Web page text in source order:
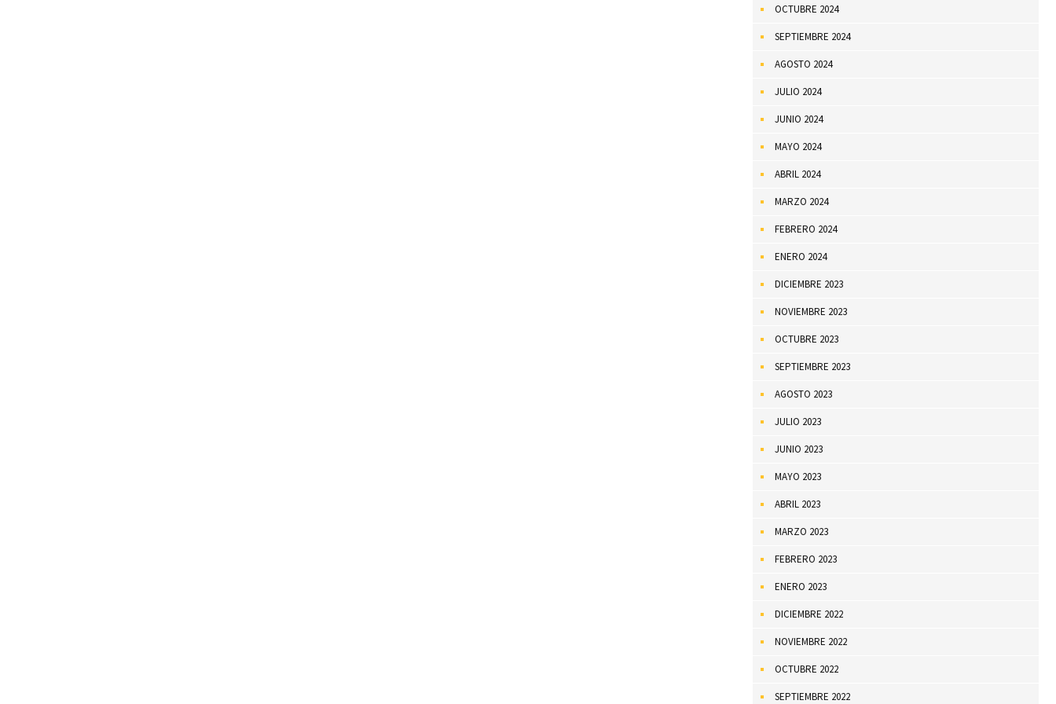
OCTUBRE 2024
SEPTIEMBRE 2024
AGOSTO 2024
JULIO 2024
JUNIO 2024
MAYO 2024
ABRIL 2024
MARZO 2024
FEBRERO 2024
ENERO 2024
DICIEMBRE 2023
NOVIEMBRE 2023
OCTUBRE 2023
SEPTIEMBRE 2023
AGOSTO 2023
JULIO 2023
JUNIO 2023
MAYO 2023
ABRIL 2023
MARZO 2023
FEBRERO 2023
ENERO 2023
DICIEMBRE 2022
NOVIEMBRE 2022
OCTUBRE 2022
SEPTIEMBRE 2022